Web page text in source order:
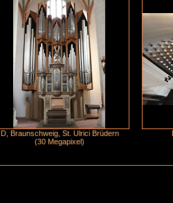
D, Braunschweig, St. Ulrici Brüdern
(30 Megapixel)